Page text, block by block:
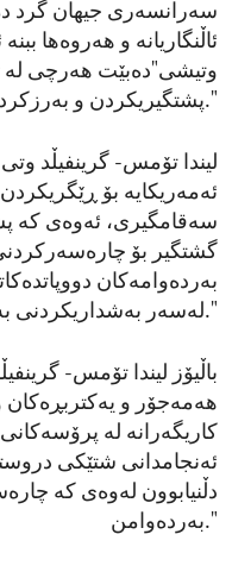
سەرانسەری جیهان گرد
ئاڵنگاریانە و هەروەها
وتیشی"دەبێت هەرچی لە
پشتگیریکردن و بەرزکردنەوەی پێگەی ئەم گەنجانە."
لیندا تۆمس- گرینفیڵد
ئەمەریکایە بۆ
سەقامگیری، ئەوەی کە
گشتگیر بۆ
بەردەوامەکان
لەسەر بەشداریکردنی بە ئاکامی ژنان و گەنجان."
باڵیۆز لیندا تۆمس-
هەمەجۆر و یەکتربڕەکان
کاریگەرانە لە
ئەنجامدانی شتێکی
دڵنیابوون لەوەی کە
بەردەوامن."